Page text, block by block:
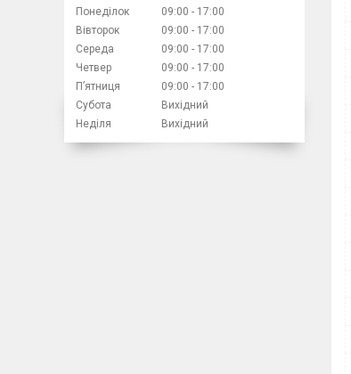
Понеділок 09:00
17:00
Вівторок
09:00
17:00
Середа
09:00
17:00
Четвер
09:00
17:00
Пʼятниця
09:00
17:00
Субота
Вихідний
Неділя
Вихідний